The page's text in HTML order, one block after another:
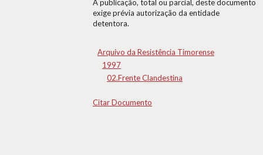
A publicação, total ou parcial, deste documento
exige prévia autorização da entidade
detentora.
Arquivo da Resistência Timorense
1997
02.Frente Clandestina
Citar Documento